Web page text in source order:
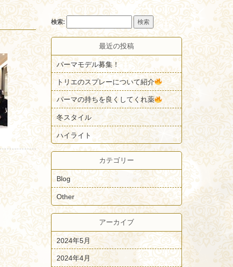
検索:
最近の投稿
パーマモデル募集！
トリエのスプレーについて紹介
パーマの持ちを良くしてくれ薬
冬スタイル
ハイライト
カテゴリー
Blog
Other
アーカイブ
2024年5月
2024年4月